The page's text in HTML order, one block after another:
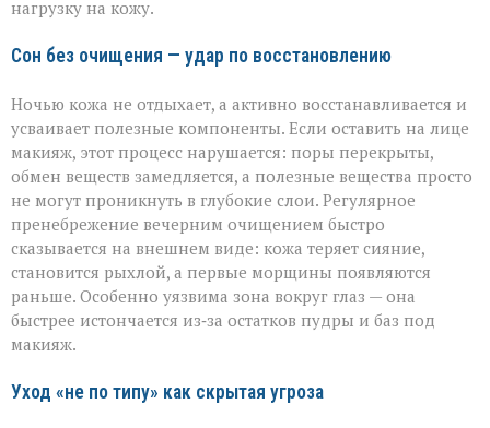
нагрузку на кожу.
Сон без очищения — удар по восстановлению
Ночью кожа не отдыхает, а активно восстанавливается и
усваивает полезные компоненты. Если оставить на лице
макияж, этот процесс нарушается: поры перекрыты,
обмен веществ замедляется, а полезные вещества просто
не могут проникнуть в глубокие слои. Регулярное
пренебрежение вечерним очищением быстро
сказывается на внешнем виде: кожа теряет сияние,
становится рыхлой, а первые морщины появляются
раньше. Особенно уязвима зона вокруг глаз — она
быстрее истончается из‑за остатков пудры и баз под
макияж.
Уход «не по типу» как скрытая угроза